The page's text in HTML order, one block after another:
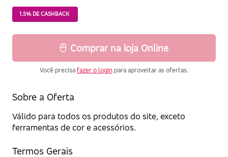
1.5% DE CASHBACK
Comprar na loja Online
Você precisa fazer o login para aproveitar as ofertas.
Sobre a Oferta
Válido para todos os produtos do site, exceto
ferramentas de cor e acessórios.
Termos Gerais